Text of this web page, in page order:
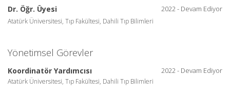
2022 - Devam Ediyor
Dr. Öğr. Üyesi
Atatürk Üniversitesi, Tıp Fakültesi, Dahili Tıp Bilimleri
Yönetimsel Görevler
2022 - Devam Ediyor
Koordinatör Yardımcısı
Atatürk Üniversitesi, Tıp Fakültesi, Dahili Tıp Bilimleri